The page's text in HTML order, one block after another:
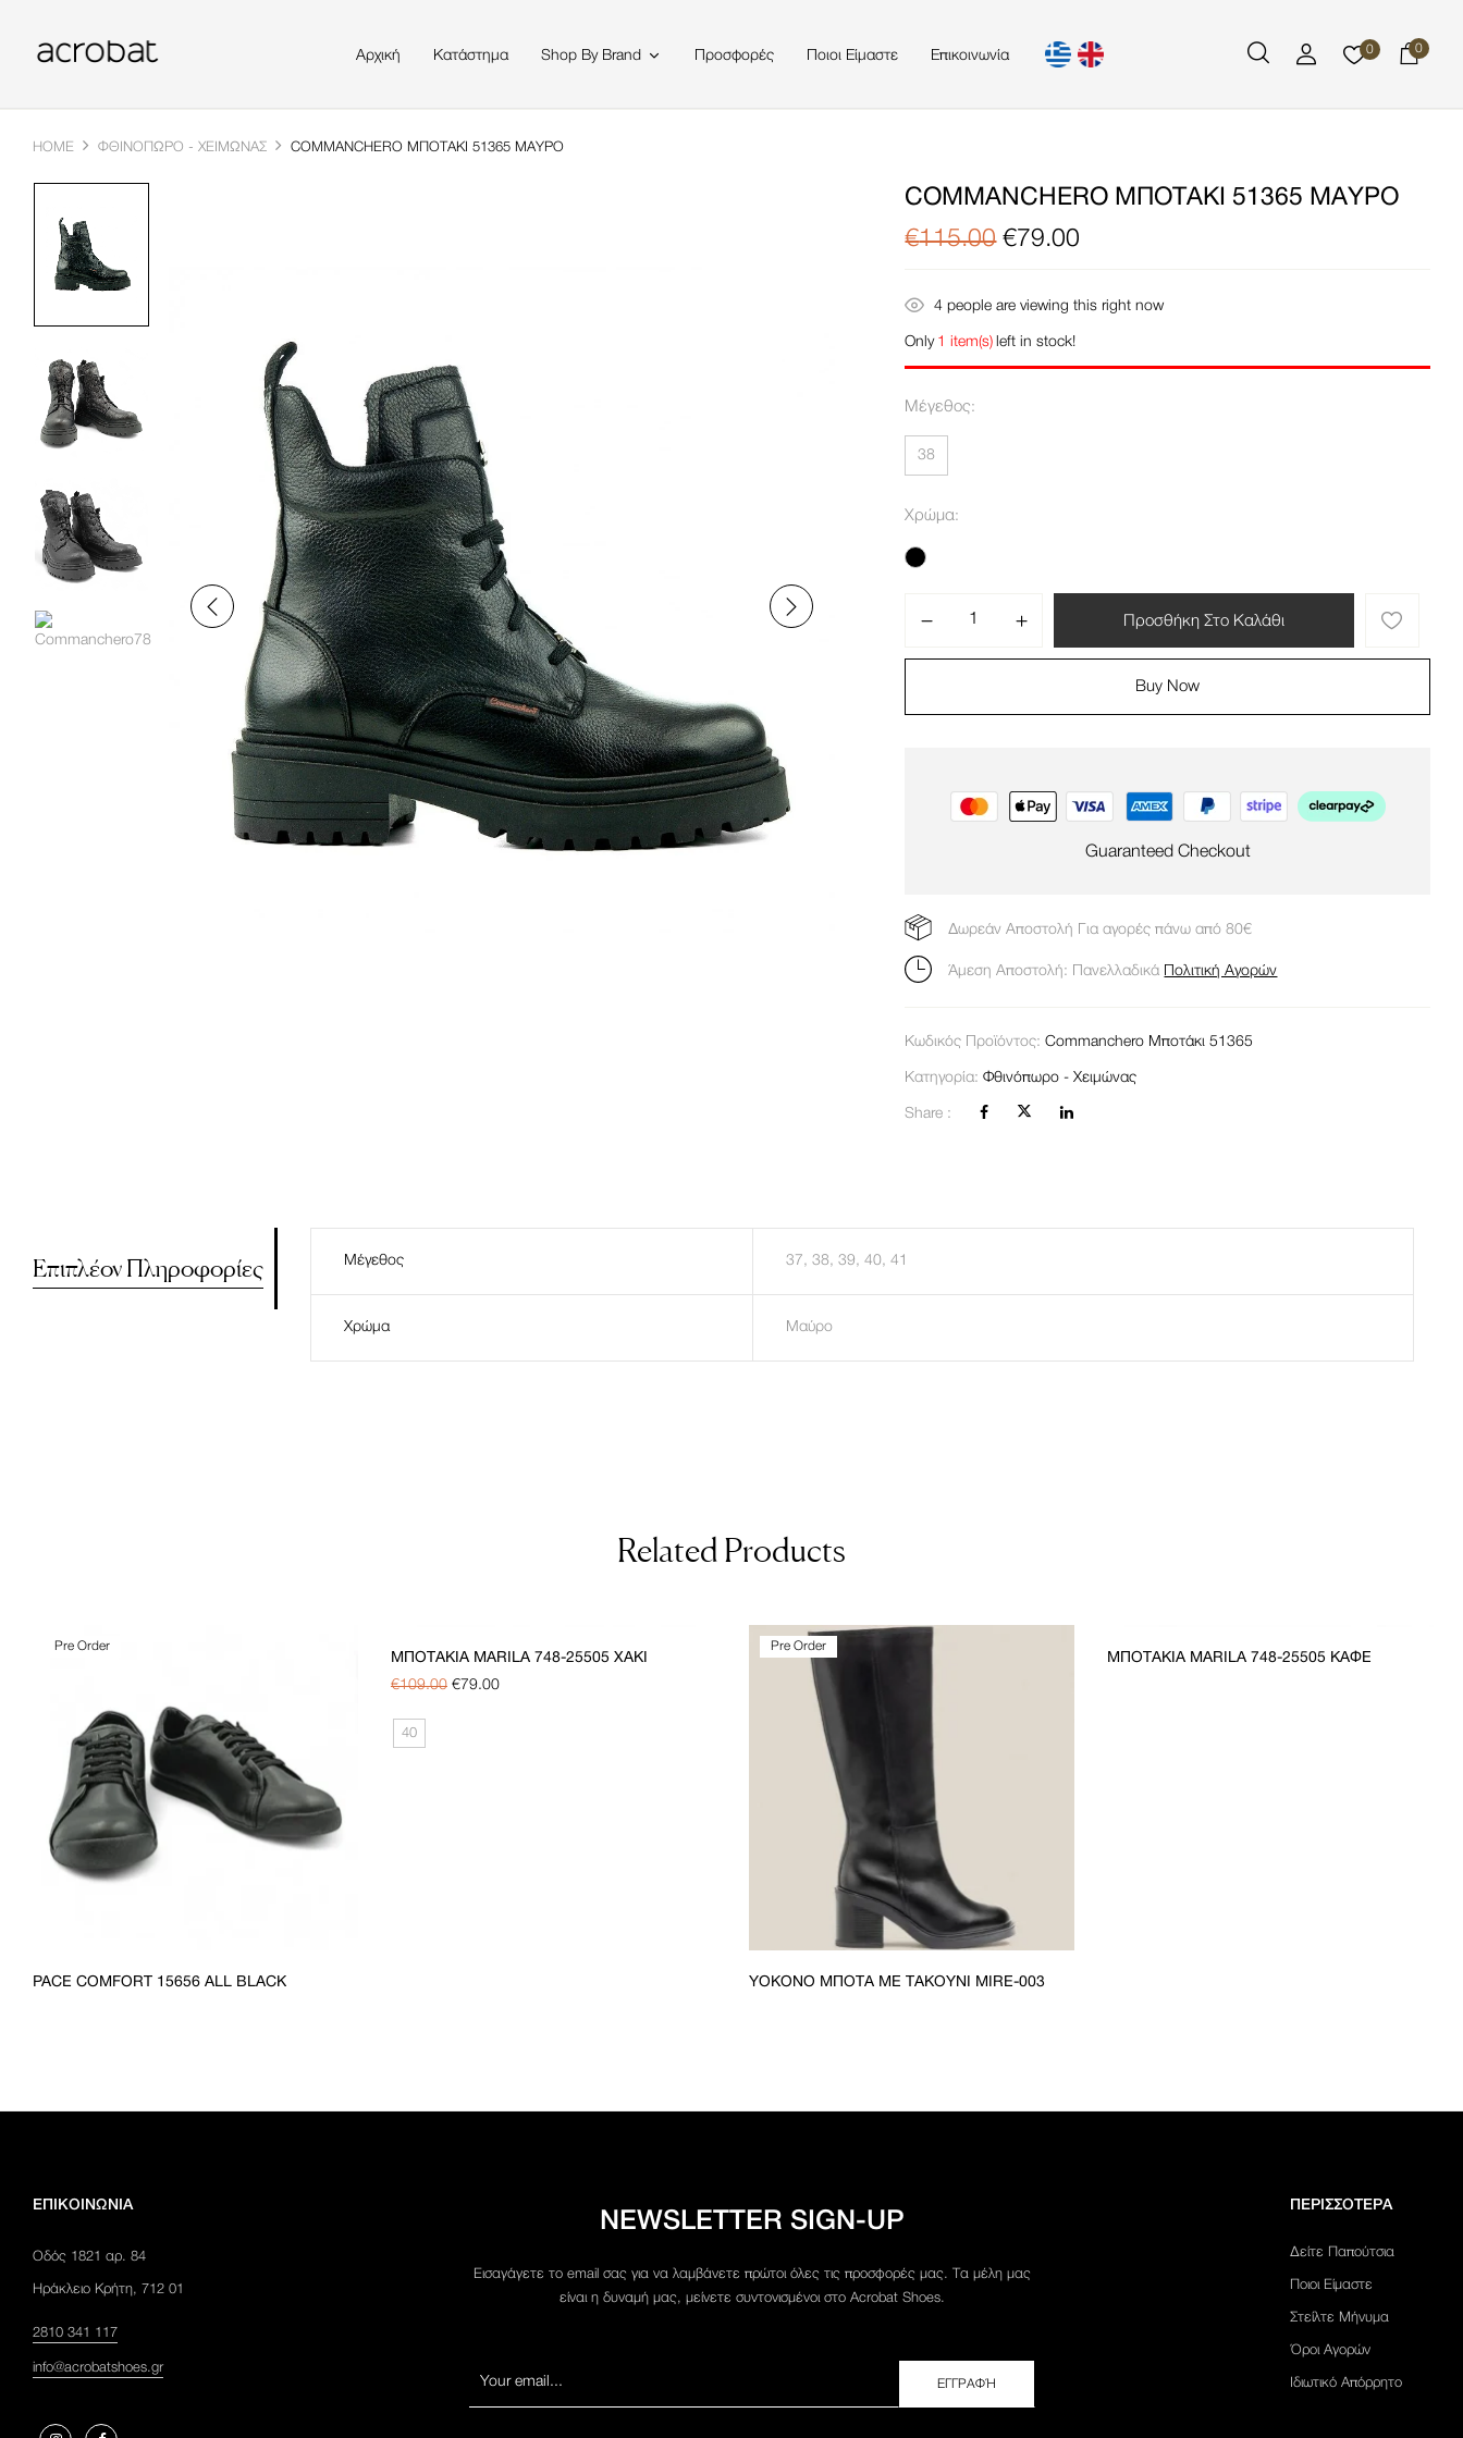
Αρχική Κατάστημα Shop By Brand Προσφορές Ποιοι Είμαστε Επικοινωνία 0 0
HOME ΦΘΙΝΌΠΩΡΟ - ΧΕΙΜΏΝΑΣ COMMANCHERO ΜΠΟΤΆΚΙ 51365 ΜΑΎΡΟ
COMMANCHERO ΜΠΟΤΆΚΙ 51365 ΜΑΎΡΟ
€115.00 €79.00
4 people are viewing this right now
Only 1 item(s) left in stock!
Μέγεθος
38
Χρώμα
Προσθήκη Στο Καλάθι
Buy Now
Guaranteed Checkout
Δωρεάν Αποστολή Για αγορές πάνω από 80€
Άμεση Αποστολή: Πανελλαδικά Πολιτική Αγορών
Κωδικός Προϊόντος:Commanchero Μποτάκι 51365
Κατηγορία:Φθινόπωρο - Χειμώνας
Share :
Επιπλέον Πληροφορίες Μέγεθος 37, 38, 39, 40, 41
Χρώμα Μαύρο
Related Products
Pre Order
PACE COMFORT 15656 ALL BLACK
ΜΠΟΤΆΚΙΑ MARILA 748-25505 ΧΑΚΊ
€109.00 €79.00
40
Pre Order
YOKONO ΜΠΌΤΑ ΜΕ ΤΑΚΟΎΝΙ MIRE-003
ΜΠΟΤΆΚΙΑ MARILA 748-25505 ΚΑΦΈ
ΕΠΙΚΟΙΝΩΝΊΑ
Οδός 1821 αρ. 84
Ηράκλειο Κρήτη, 712 01
2810 341 117
info@acrobatshoes.gr
NEWSLETTER SIGN-UP
Εισαγάγετε το email σας για να λαμβάνετε πρώτοι όλες τις προσφορές μας. Τα μέλη μας
είναι η δυναμή μας, μείνετε συντονισμένοι στο Acrobat Shoes.
ΠΕΡΙΣΣΟΤΕΡΑ
Δείτε Παπούτσια
Ποιοι Είμαστε
Στείλτε Μήνυμα
Όροι Αγορών
Ιδιωτικό Απόρρητο